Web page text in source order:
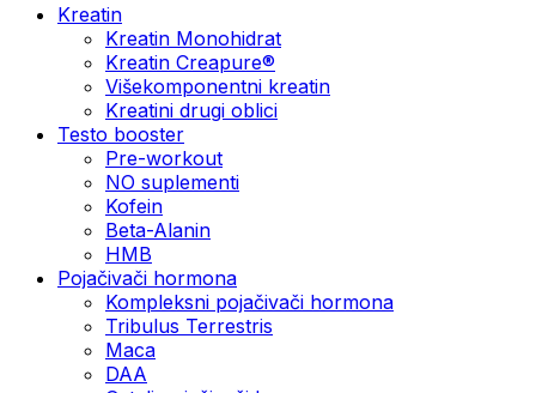
Kreatin
Kreatin Monohidrat
Kreatin Creapure®
Višekomponentni kreatin
Kreatini drugi oblici
Testo booster
Pre-workout
NO suplementi
Kofein
Beta-Alanin
HMB
Pojačivači hormona
Kompleksni pojačivači hormona
Tribulus Terrestris
Maca
DAA